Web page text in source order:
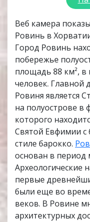
Веб камера
Ровинь в
Город Ровинь
побережье
площадь 88 км²,
человек. Главной
Ровиня является
на полуострове в
которого
Святой Евфимии с
стиле барокко.
основан в период
Археологические
первые
были еще во
веков. В Ровине
архитектурных